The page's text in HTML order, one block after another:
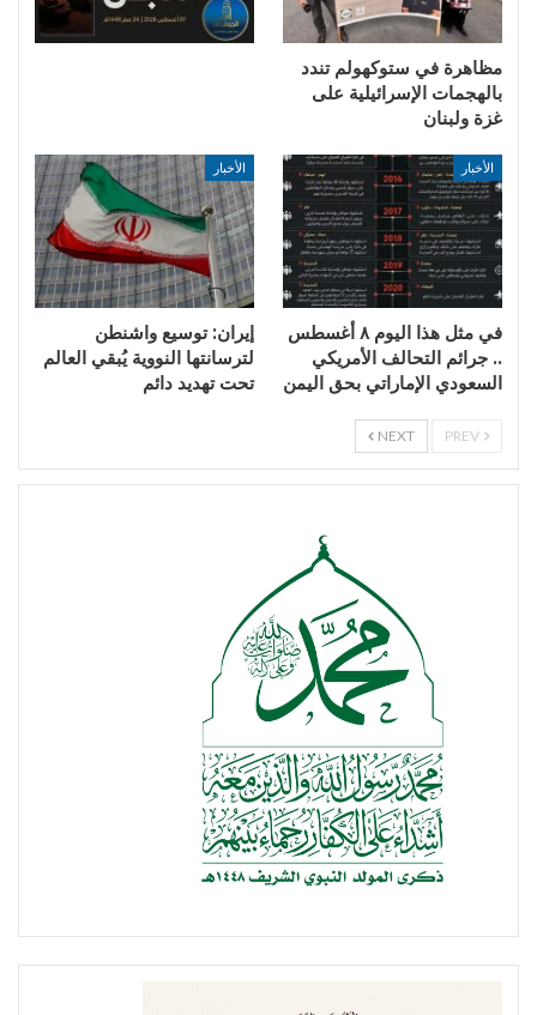
مظاهرة في ستوكهولم تندد
بالهجمات الإسرائيلية على
غزة ولبنان
الأخبار
في مثل هذا اليوم ٨ أغسطس
.. جرائم التحالف الأمريكي
السعودي الإماراتي بحق اليمن
الأخبار
إيران: توسيع واشنطن
لترسانتها النووية يُبقي العالم
تحت تهديد دائم
NEXT